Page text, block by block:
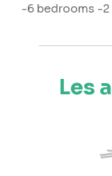
-6 bedrooms -
Les